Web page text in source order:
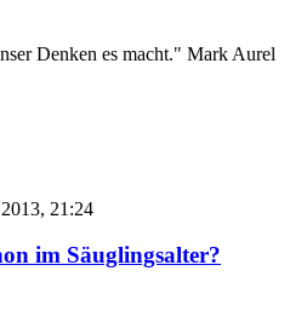
Denken es macht." Mark Aurel
21:24
im Säuglingsalter?